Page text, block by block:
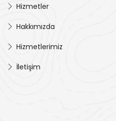
Hizmetler
Hakkımızda
Hizmetlerimiz
İletişim